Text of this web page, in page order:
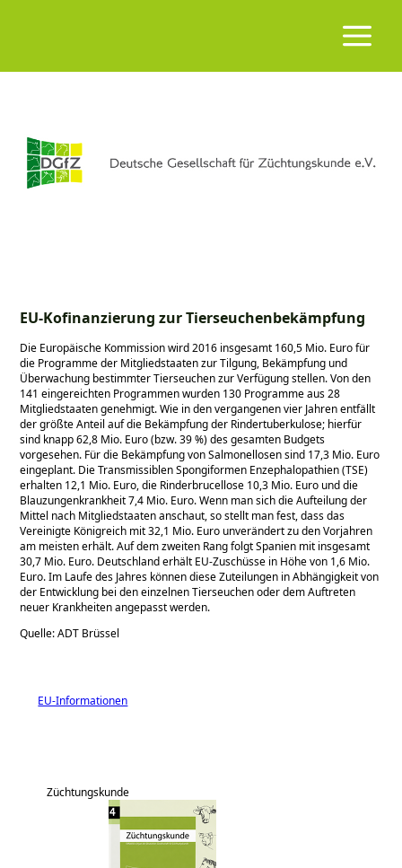
EU-Kofinanzierung zur Tierseuchenbekämpfung
Die Europäische Kommission wird 2016 insgesamt 160,5 Mio. Euro für
die Programme der Mitgliedstaaten zur Tilgung, Bekämpfung und
Überwachung bestimmter Tierseuchen zur Verfügung stellen. Von den
141 eingereichten Programmen wurden 130 Programme aus 28
Mitgliedstaaten genehmigt. Wie in den vergangenen vier Jahren entfällt
der größte Anteil auf die Bekämpfung der Rindertuberkulose; hierfür
sind knapp 62,8 Mio. Euro (bzw. 39 %) des gesamten Budgets
vorgesehen. Für die Bekämpfung von Salmonellosen sind 17,3 Mio. Euro
eingeplant. Die Transmissiblen Spongiformen Enzephalopathien (TSE)
erhalten 12,1 Mio. Euro, die Rinderbrucellose 10,3 Mio. Euro und die
Blauzungenkrankheit 7,4 Mio. Euro. Wenn man sich die Aufteilung der
Mittel nach Mitgliedstaaten anschaut, so stellt man fest, dass das
Vereinigte Königreich mit 32,1 Mio. Euro unverändert zu den Vorjahren
am meisten erhält. Auf dem zweiten Rang folgt Spanien mit insgesamt
30,7 Mio. Euro. Deutschland erhält EU-Zuschüsse in Höhe von 1,6 Mio.
Euro. Im Laufe des Jahres können diese Zuteilungen in Abhängigkeit von
der Entwicklung bei den einzelnen Tierseuchen oder dem Auftreten
neuer Krankheiten angepasst werden.
Quelle: ADT Brüssel
EU-Informationen
Züchtungskunde